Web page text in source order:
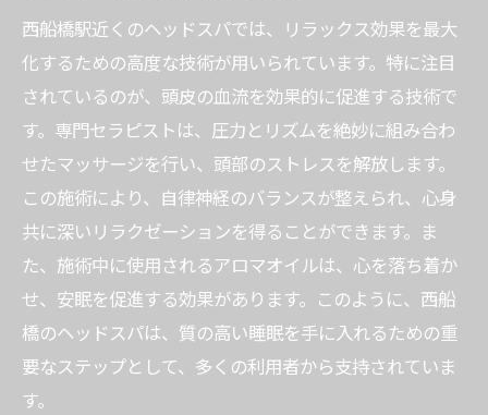
西船橋駅近くのヘッドスパでは、リラックス効果を最大
化するための高度な技術が用いられています。特に注目
されているのが、頭皮の血流を効果的に促進する技術で
す。専門セラピストは、圧力とリズムを絶妙に組み合わ
せたマッサージを行い、頭部のストレスを解放します。
この施術により、自律神経のバランスが整えられ、心身
共に深いリラクゼーションを得ることができます。ま
た、施術中に使用されるアロマオイルは、心を落ち着か
せ、安眠を促進する効果があります。このように、西船
橋のヘッドスパは、質の高い睡眠を手に入れるための重
要なステップとして、多くの利用者から支持されていま
す。